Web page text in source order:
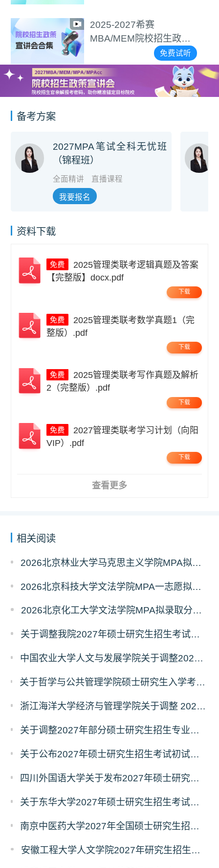
2025-2027希赛
MBA/MEM院校招生政策
免费试听
备考方案
2027MPA笔试全科无忧班
（锦程班）
全面精讲 直播课程
我要报名
资料下载
【完整版】docx.pdf
下载
整版）.pdf
下载
2（完整版）.pdf
下载
VIP）.pdf
下载
查看更多
相关阅读
2026北京林业大学马克思主义学院MPA拟录取分析解读
2026北京科技大学文法学院MPA一志愿拟录取分析解读
2026北京化工大学文法学院MPA拟录取分析解读
关于调整我院2027年硕士研究生招生考试科目及参考书的通知
中国农业大学人文与发展学院关于调整2027年硕士研究生招生考试初试科目的通知
关于哲学与公共管理学院硕士研究生入学考试（初试） 考试科目及参考书目变更的通知（二）
浙江海洋大学经济与管理学院关于调整 2027年硕士研究生招生考试初试科目的公告
关于调整2027年部分硕士研究生招生专业初试考试科目的公告（持续更新中）
关于公布2027年硕士研究生招生考试初试自命题科目考试大纲的通知
四川外国语大学关于发布2027年硕士研究生招生考试自命题科目大纲的公告
关于东华大学2027年硕士研究生招生考试（初试）招生目录拟调整公告（一）
南京中医药大学2027年全国硕士研究生招生考试初试自命题科目考试内容及参考书目
安徽工程大学人文学院2027年研究生招生简章